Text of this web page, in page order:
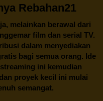
Rebahan21
melainkan berawal dari
film dan serial TV.
dalam menyediakan
bagi semua orang. Ide
ini kemudian
proyek kecil ini mulai
semangat.